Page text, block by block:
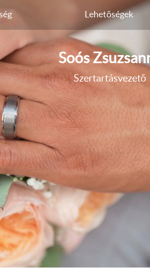
Lehetőségek
Soós
Szertartásvezető